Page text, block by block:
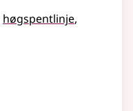
høgspentlinje